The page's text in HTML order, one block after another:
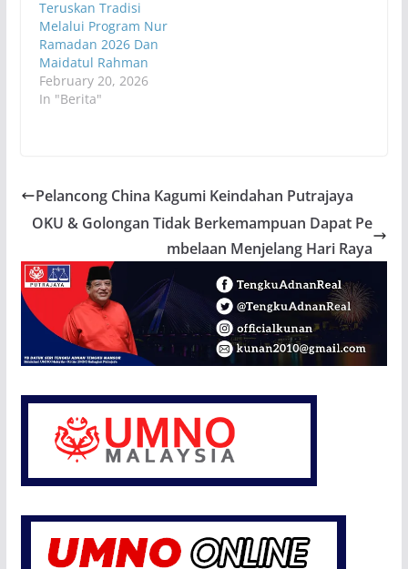
sendiri oleh Ketua
UMNO Bahagian
Putrajaya, Datuk Seri…
Teruskan Tradisi
Melalui Program Nur
Ramadan 2026 Dan
Maidatul Rahman
February 20, 2026
In "Berita"
Pelancong China Kagumi Keindahan Putrajaya
OKU & Golongan Tidak Berkemampuan Dapat Pe
mbelaan Menjelang Hari Raya